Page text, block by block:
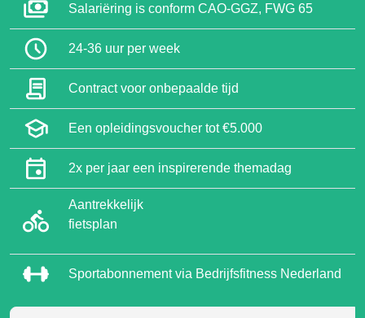
Salariëring is conform CAO-GGZ, FWG 65
24-36 uur per week
Contract voor onbepaalde tijd
Een opleidingsvoucher tot €5.000
2x per jaar een inspirerende themadag
Aantrekkelijk
fietsplan
Sportabonnement via Bedrijfsfitness Nederland